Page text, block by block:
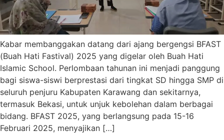
Kabar membanggakan datang dari ajang bergengsi BFAST
(Buah Hati Fastival) 2025 yang digelar oleh Buah Hati
Islamic School. Perlombaan tahunan ini menjadi panggung
bagi siswa-siswi berprestasi dari tingkat SD hingga SMP di
seluruh penjuru Kabupaten Karawang dan sekitarnya,
termasuk Bekasi, untuk unjuk kebolehan dalam berbagai
bidang. BFAST 2025, yang berlangsung pada 15-16
Februari 2025, menyajikan […]